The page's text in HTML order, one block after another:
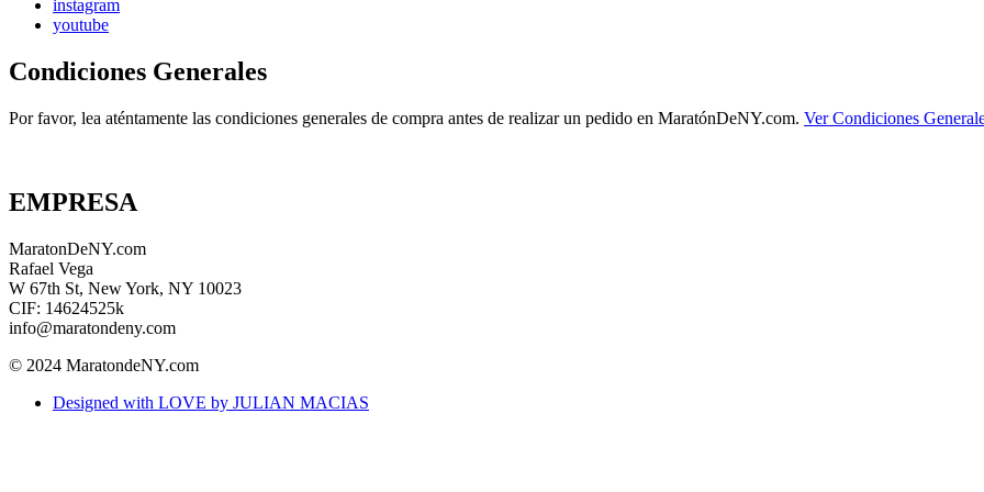
instagram
youtube
Condiciones Generales
Por favor, lea aténtamente las condiciones generales de compra antes de realizar un pedido en MaratónDeNY.com. Ver Condiciones
EMPRESA
MaratonDeNY.com
Rafael Vega
W 67th St, New York, NY 10023
CIF: 14624525k
info@maratondeny.com
© 2024 MaratondeNY.com
Designed with LOVE by JULIAN MACIAS